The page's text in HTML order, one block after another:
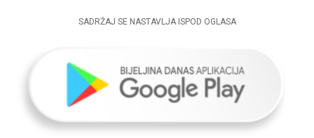
SADRŽAJ SE NASTAVLJA ISPOD OGLASA